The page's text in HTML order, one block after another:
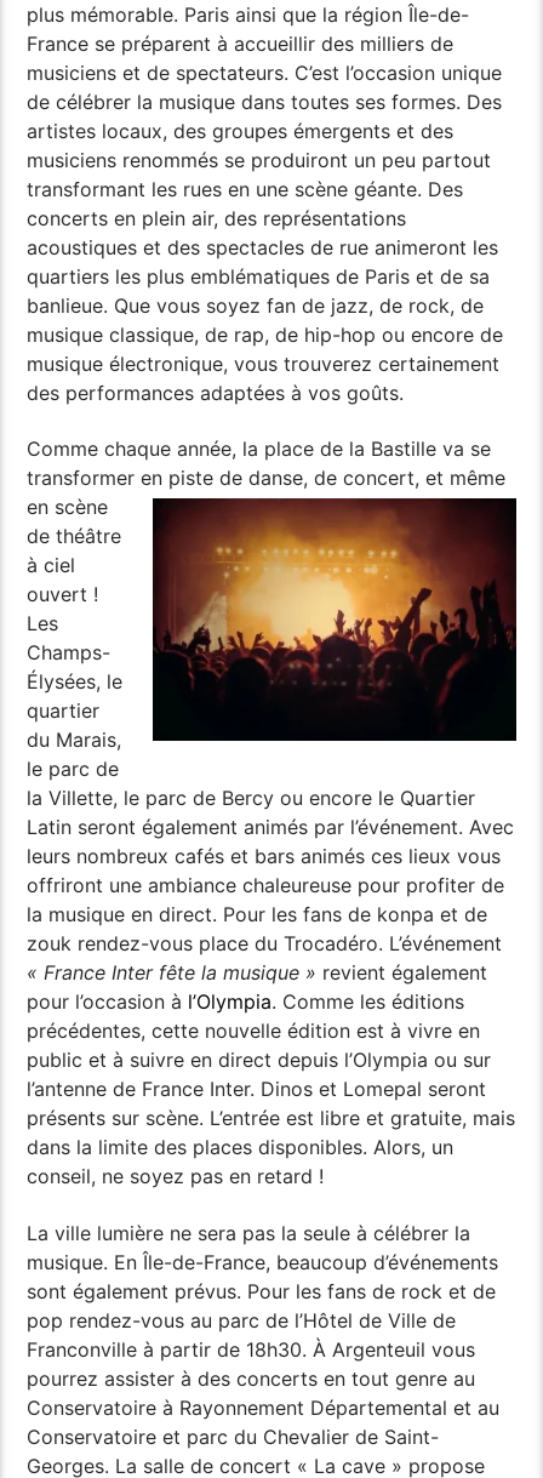
plus mémorable. Paris ainsi que la région Île-de-
France se préparent à accueillir des milliers de
musiciens et de spectateurs. C’est l’occasion unique
de célébrer la musique dans toutes ses formes. Des
artistes locaux, des groupes émergents et des
musiciens renommés se produiront un peu partout
transformant les rues en une scène géante. Des
concerts en plein air, des représentations
acoustiques et des spectacles de rue animeront les
quartiers les plus emblématiques de Paris et de sa
banlieue. Que vous soyez fan de jazz, de rock, de
musique classique, de rap, de hip-hop ou encore de
musique électronique, vous trouverez certainement
des performances adaptées à vos goûts.
Comme chaque année, la place de la Bastille va se
transformeren piste de danse, de concert, et même
en scène
de théâtre
à ciel
ouvert !
Les
Champs-
Élysées, le
quartier
du Marais,
le parc de
la Villette, le parc de Bercy ou encore le Quartier
Latin seront également animés par l’événement. Avec
leurs nombreux cafés et bars animés ces lieux vous
offriront une ambiance chaleureuse pour profiter de
la musique en direct. Pour les fans de konpa et de
zouk rendez-vous place du Trocadéro. L’événement
« France Inter fête la musique » revient également
pour l’occasion à l’Olympia. Comme les éditions
précédentes, cette nouvelle édition est à vivre en
public et à suivre en direct depuis l’Olympia ou sur
l’antenne de France Inter. Dinos et Lomepal seront
présents sur scène. L’entrée est libre et gratuite, mais
dans la limite des places disponibles. Alors, un
conseil, ne soyez pas en retard !
La ville lumière ne sera pas la seule à célébrer la
musique. En Île-de-France, beaucoup d’événements
sont également prévus. Pour les fans de rock et de
pop rendez-vous au parc de l’Hôtel de Ville de
Franconville à partir de 18h30. À Argenteuil vous
pourrez assister à des concerts en tout genre au
Conservatoire à Rayonnement Départemental et au
Conservatoire et parc du Chevalier de Saint-
Georges. La salle de concert « La cave » propose